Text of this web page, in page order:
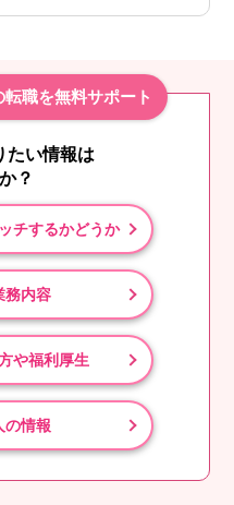
職を無料サポート
たい情報は
？
チするかどうか
務内容
や福利厚生
の情報